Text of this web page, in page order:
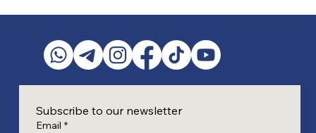
Subscribe to our newsletter
Email *